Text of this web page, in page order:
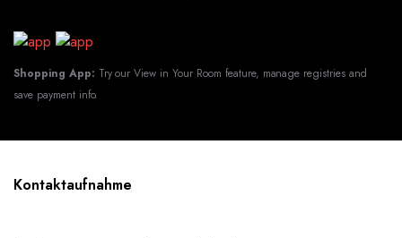
Shopping App: Try our View in Your Room feature, manage registries and
save payment info.
Kontaktaufnahme